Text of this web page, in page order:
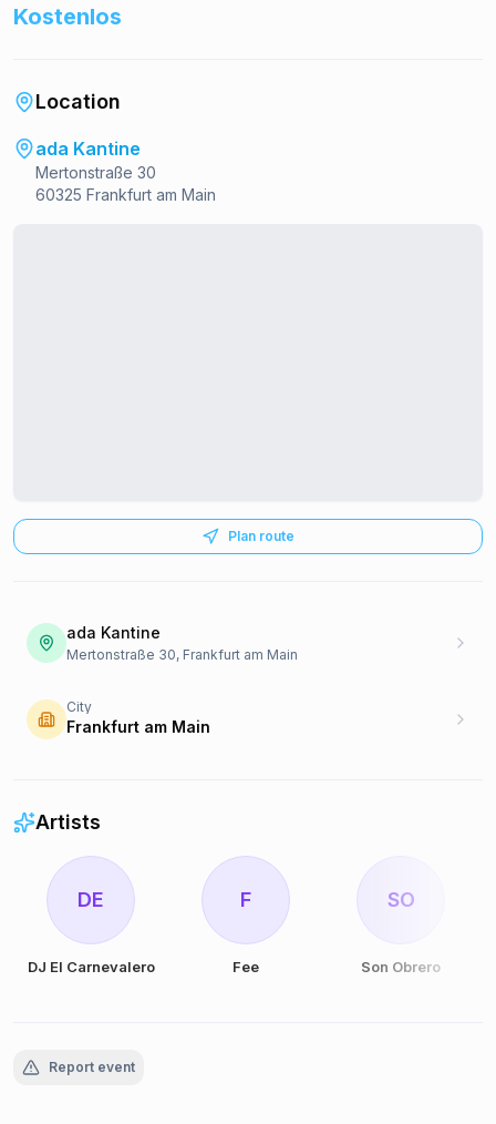
Kostenlos
Location
ada Kantine
Mertonstraße 30
60325 Frankfurt am Main
Plan route
ada Kantine
Mertonstraße 30, Frankfurt am Main
City
Frankfurt am Main
Artists
DE
DJ El Carnevalero
F
Fee
SO
Son Obrero
Report event